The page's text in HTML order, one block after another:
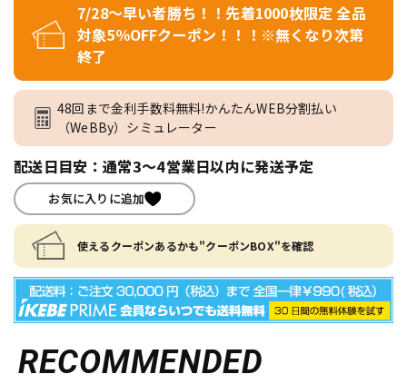
7/28～早い者勝ち！！先着1000枚限定 全品
対象5％OFFクーポン！！！※無くなり次第
終了
48回まで金利手数料無料!かんたんWEB分割払い
（WeBBy）シミュレーター
配送日目安：通常3～4営業日以内に発送予定
お気に入りに追加
使えるクーポンあるかも"クーポンBOX"を確認
RECOMMENDED